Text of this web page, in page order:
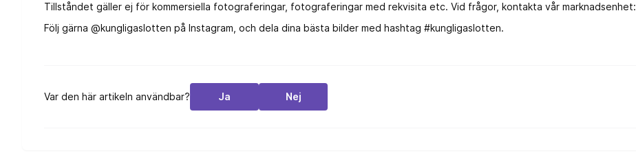
Tillståndet gäller ej för kommersiella fotograferingar, fotograferingar med rekvisita etc. Vid frågor, kontakta vår marknadsenhet:
Följ gärna @kungligaslotten på Instagram, och dela dina bästa bilder med hashtag #kungligaslotten.
Var den här artikeln användbar? Ja Nej